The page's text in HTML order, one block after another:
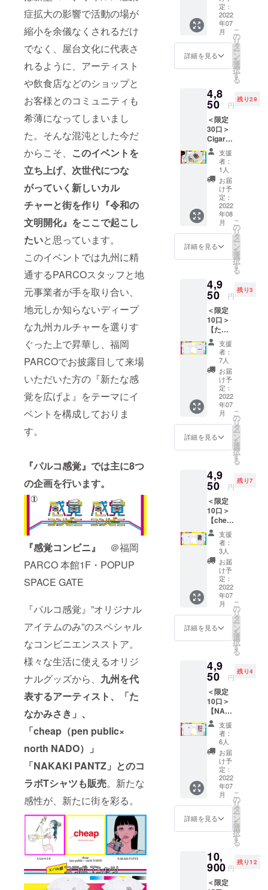
症拡大の影響で活動の場が
縮小を余儀なくされるだけ
でなく、屋台文化に代表さ
れるように、アーティスト
や飲食店などのショップと
お客様とのコミュニティも
希薄になってしまいまし
た。そんな混沌とした今だ
からこそ、 このイベントを
立ち上げ、次世代につな
がっていく新しいカル
チャーと街を作り『令和の
文明開化』をここで起こし
たいと思っています。
このイベントでは九州に精
通するPARCOスタッフと地
元事業者が手を取り合い、
地元しか知らないディープ
な九州カルチャーを選りす
ぐった上で昇華し、福岡
PARCOでお披露目して来場
いただいた方の『新たな感
覚を広げよ』をテーマにイ
ベントを構成しておりま
す。
『パルコ感覚』では主に8つ
の企画を行います。
『感覚コンビニ』 ＠福岡
PARCO 本館1F・POPUP
SPACE GATE
『パルコ感覚』”オリジナル
アイテムのみ”のスペシャル
なコンビニエンスストア。
様々な生活に使えるオリジ
ナルグッズから、 九州を代
表するアーティスト、「た
なかみさき」、
「cheap（pen public×
north NADO）」
「NAKAKI PANTZ」とのコ
ラボTシャツも販売。新たな
感性が、新たに街を彩る。
い。 ※
価格は
税込
み・送
となり
ます。
※画像は
ジで
す。
丈
19.5
20.5
21.5 脇
仕様 丸
胴仕様
※画像と
なる場
合がご
ざいま
す。ご
了承く
ださ
い。 ※
価格は
税込
み・送
料込み
となり
ます。
※画像は
イメー
す。
ト限定T
シャツ
です。
※サイズ
をM・
L・XL
い。
M L XL
身丈
68 71
74 身
幅 50
52.5 55
肩幅
45.5 48
50.5 袖
丈
19.5
20.5
21.5 脇
仕様 丸
胴仕様
※画像と
なる場
合がご
ざいま
す。ご
了承く
ださ
い。 ※
価格は
税込
み・送
料込み
となり
ます。
※画像は
イメー
す。
シャ
ツ】ロ
ゴ：イ
エロー
九州最
大級の
カル
チャー
ト「パ
ルコ感
覚」の
初開催
を記念
したオ
リジナ
ルTシャ
ツが登
場！本
イベン
ト限定T
シャツ
です。
※サイズ
をM・
L・XL
い。
M L XL
身丈
68 71
74 身
幅 50
52.5 55
肩幅
45.5 48
50.5 袖
丈
19.5
20.5
21.5 脇
仕様 丸
胴仕様
※画像と
なる場
合がご
ざいま
す。ご
了承く
ださ
い。 ※
価格は
税込
み・送
料込み
となり
ます。
※画像は
イメー
す。
定：
2022
年07
月
詳細を見る
こ
の
リ
タ
ー
ン
を
選
択
す
る
4,8
50 円
残り29
＜限定
30口＞
Cigaret
te-
burns
（シガ
レット
バーン
ズ）
ART
PIECE
access
ory：ピ
アス or
イヤリ
ング 福
点に画
家、デ
ザイ
ナー、
イラス
トレー
ター、
ペイン
ター と
多彩に
活動を
する
MARU
。彼が
行い創
作活動
名
（シガ
レット
バーン
ズ）」
より
アート
アクセ
サリー
が登
場！ 1
枚の絵
から切
り出さ
れる1点
物の
アート
ピアス
ひ！ ※
ピアス
orイヤ
リング
のご希
望をお
選びく
ださ
い。 ※
商品1点
物とな
り、そ
れぞれ
絵柄が
異なり
絵柄を
お選び
はでき
ませ
ん。 ※
ピアス/
支援
者：
1人
お届
け予
定：
2022
年08
月
詳細を見る
こ
の
リ
タ
ー
ン
を
選
択
す
る
4,9
50 円
残り3
＜限定
10口＞
【たな
かみさ
きコラ
ボTシャ
ツ】パ
ルコ感
覚×アー
ティス
スタグ
ラム
フォロ
ワー30
万人を
る、大
人気イ
ラスト
レー
ター
「たな
かみさ
き」と
のコラ
ボレー
ションT
シャツ
が登
場！本
イベン
トのた
めの描
注目！
本イベ
ント限
定Tシャ
ツで
す。 ※
サイズ
をM・
L・XL
からお
選びく
ださ
い。
M L XL
身丈
69 73
肩幅
46 50
丈 20
支援
者：
7人
お届
け予
定：
2022
年07
月
詳細を見る
こ
の
リ
タ
ー
ン
を
選
択
す
る
4,9
50 円
残り7
＜限定
10口＞
【chea
pコラボ
Tシャ
ツ】パ
ルコ感
覚×アー
ティス
ベント
のため
の描き
下ろし
イラス
トに注
イベン
ト限定T
シャツ
です。
※サイズ
をM・
L・XL
からお
選びく
ださ
い。
M L XL
身丈
69 73
77 身
幅 52
54 袖
丈 20
22 24
脇仕様
支援
者：
3人
お届
け予
定：
2022
年07
月
詳細を見る
こ
の
リ
タ
ー
ン
を
選
択
す
る
4,9
50 円
残り4
＜限定
10口＞
【NAK
AKI
PANTZ
コラボT
シャ
ツ】パ
ルコ感
覚×アー
ティス
出身の
イラス
トレー
ター
AKI
PANTZ
」との
コラボ
支援
者：
6人
お届
け予
定：
2022
年07
月
詳細を見る
こ
の
リ
タ
ー
ン
を
選
択
す
る
10,
900 円
残り12
＜限定